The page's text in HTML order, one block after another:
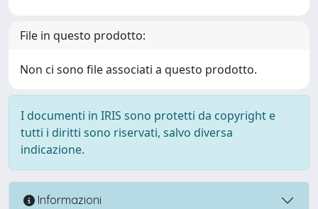
File in questo prodotto:
Non ci sono file associati a questo prodotto.
I documenti in IRIS sono protetti da copyright e
tutti i diritti sono riservati, salvo diversa
indicazione.
Informazioni